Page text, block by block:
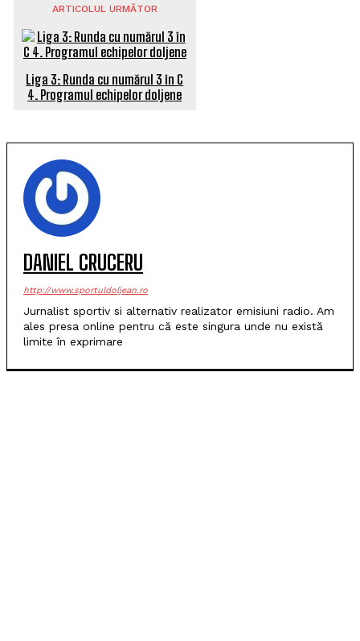
ARTICOLUL URMĂTOR
Liga 3: Runda cu numărul 3 în C
4. Programul echipelor doljene
DANIEL CRUCERU
http://www.sportuldoljean.ro
Jurnalist sportiv si alternativ realizator emisiuni radio. Am
ales presa online pentru că este singura unde nu există
limite în exprimare